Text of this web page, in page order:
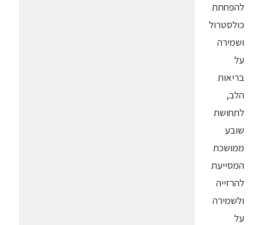
להפחתת
כולסטרול
ושמירה
על
בריאות
הלב,
לתחושת
שובע
ממושכת
המסייעת
להרזייה
ולשמירה
על